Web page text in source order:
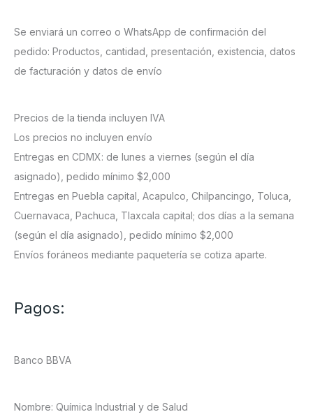
Se enviará un correo o WhatsApp de confirmación del
pedido: Productos, cantidad, presentación, existencia, datos
de facturación y datos de envío
Precios de la tienda incluyen IVA
Los precios no incluyen envío
Entregas en CDMX: de lunes a viernes (según el día
asignado), pedido mínimo $2,000
Entregas en Puebla capital, Acapulco, Chilpancingo, Toluca,
Cuernavaca, Pachuca, Tlaxcala capital; dos días a la semana
(según el día asignado), pedido mínimo $2,000
Envíos foráneos mediante paquetería se cotiza aparte.
Pagos:
Banco BBVA
Nombre: Química Industrial y de Salud